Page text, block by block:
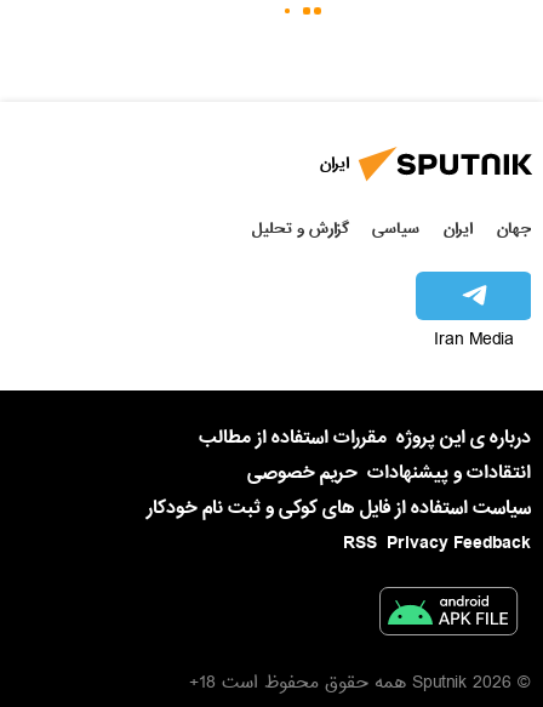
ایران
جهان ایران سیاسی گزارش و تحلیل
Iran Media
درباره ی این پروژه مقررات استفاده از مطالب
انتقادات و پیشنهادات حریم خصوصی
سیاست استفاده از فایل های کوکی و ثبت نام خودکار
Privacy Feedback
RSS
© 2026 Sputnik همه حقوق محفوظ است 18+